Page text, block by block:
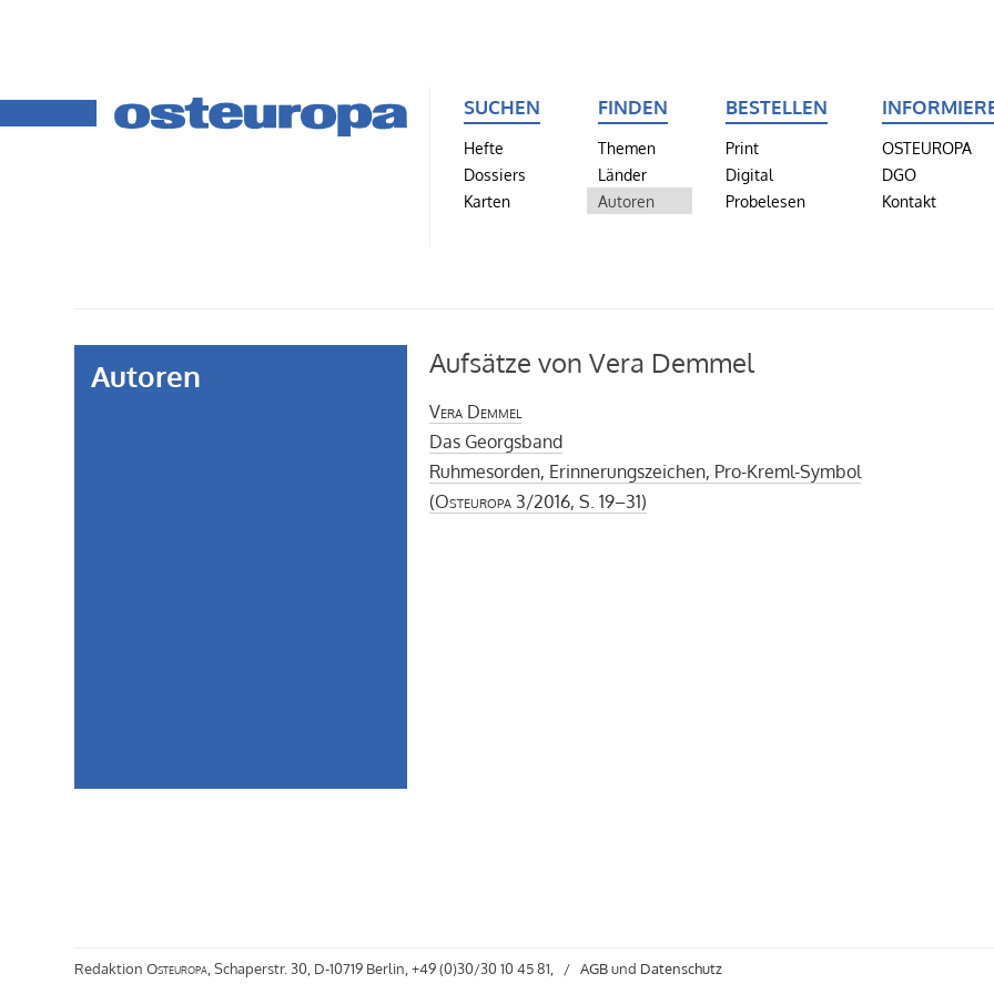
SUCHEN
Hefte
Dossiers
Karten
FINDEN
Themen
Länder
Autoren
BESTELLEN
Print
Digital
Probelesen
OSTEUROPA
DGO
Kontakt
Autoren Aufsätze von Vera Demmel
Vera Demmel
Das Georgsband
Ruhmesorden, Erinnerungszeichen, Pro-Kreml-Symbol
(Osteuropa 3/2016, S. 19–31)
RedaktionOsteuropa , Schaperstr. 30, D-10719 Berlin, +49 (0)30/30 10 45 81, /AGBund Datenschutz